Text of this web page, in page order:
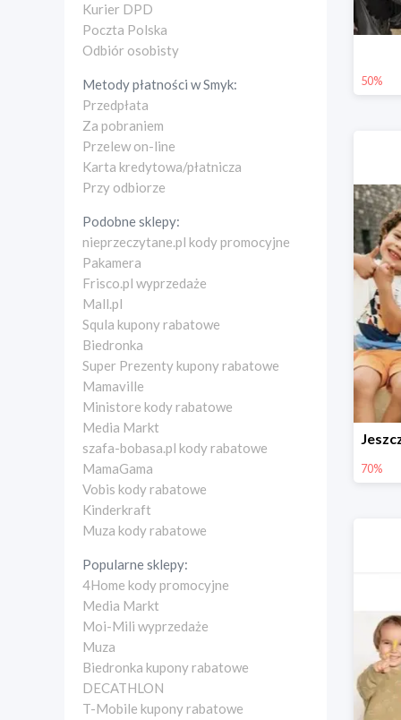
Kurier DPD
Poczta Polska
Odbiór osobisty
Metody płatności wSmyk:
Przedpłata
Za pobraniem
Przelew on-line
Karta kredytowa/płatnicza
Przy odbiorze
Podobne sklepy:
nieprzeczytane.pl kody promocyjne
Pakamera
Frisco.pl wyprzedaże
Mall.pl
Squla kupony rabatowe
Biedronka
Super Prezenty kupony rabatowe
Mamaville
Ministore kody rabatowe
Media Markt
szafa-bobasa.pl kody rabatowe
MamaGama
Vobis kody rabatowe
Kinderkraft
Muza kody rabatowe
Popularne sklepy:
4Home kody promocyjne
Media Markt
Moi-Mili wyprzedaże
Muza
Biedronka kupony rabatowe
DECATHLON
T-Mobile kupony rabatowe
50%
70%